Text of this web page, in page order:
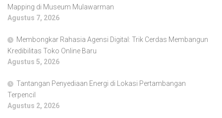
Mapping di Museum Mulawarman
Agustus 7, 2026
Membongkar Rahasia Agensi Digital: Trik Cerdas Membangun
Kredibilitas Toko Online Baru
Agustus 5, 2026
Tantangan Penyediaan Energi di Lokasi Pertambangan
Terpencil
Agustus 2, 2026